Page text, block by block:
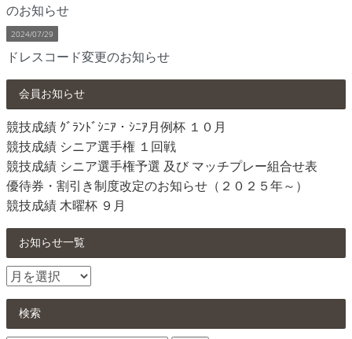
のお知らせ
2024/07/29
ドレスコード変更のお知らせ
会員お知らせ
競技成績 ｸﾞﾗﾝﾄﾞｼﾆｱ・ｼﾆｱ月例杯 １０月
競技成績 シニア選手権 １回戦
競技成績 シニア選手権予選 及び マッチプレー組合せ表
優待券・割引き制度改定のお知らせ（２０２５年～）
競技成績 木曜杯 ９月
お知らせ一覧
お
せ
検索